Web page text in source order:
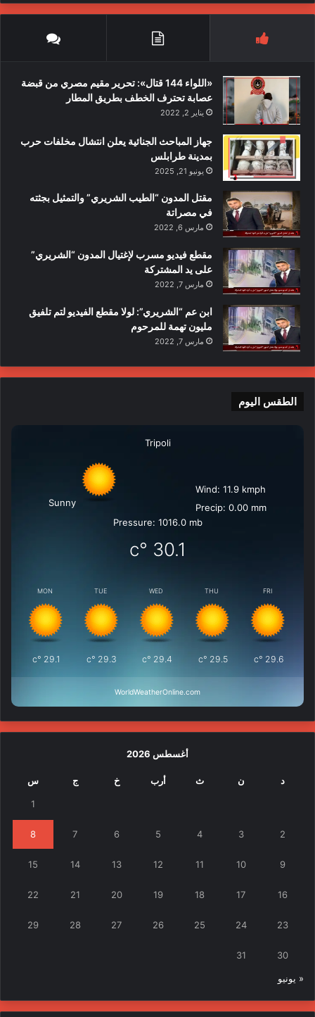
«اللواء 144 قتال»: تحرير مقيم مصري من قبضة
عصابة تحترف الخطف بطريق المطار
يناير 2, 2022
جهاز المباحث الجنائية يعلن انتشال مخلفات حرب
بمدينة طرابلس
يونيو 21, 2025
مقتل المدون “الطيب الشريري” والتمثيل بجثته
في مصراتة
مارس 6, 2022
مقطع فيديو مسرب لإغتيال المدون “الشريري”
على يد المشتركة
مارس 7, 2022
ابن عم “الشريري”: لولا مقطع الفيديو لتم تلفيق
مليون تهمة للمرحوم
مارس 7, 2022
الطقس اليوم
Tripoli
Sunny
Wind: 11.9 kmph
Precip: 0.00 mm
Pressure: 1016.0 mb
30.1
°c
MON
29.1
°c
TUE
29.3
°c
WED
29.4
°c
THU
29.5
°c
FRI
29.6
°c
WorldWeatherOnline.com
أغسطس 2026
د ن ث أرب خ ج س
1
2
3
4
5
6
7
8
9
10
11
12
13
14
15
16
17
18
19
20
21
22
23
24
25
26
27
28
29
30
31
« يونيو